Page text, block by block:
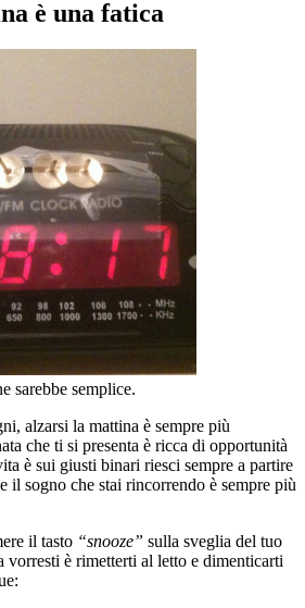
è una fatica
sarebbe semplice.
alzarsi la mattina è sempre più
che ti si presenta è ricca di opportunità
è sui giusti binari riesci sempre a partire
il sogno che stai rincorrendo è sempre più
il tasto “snooze” sulla sveglia del tuo
vorresti è rimetterti al letto e dimenticarti